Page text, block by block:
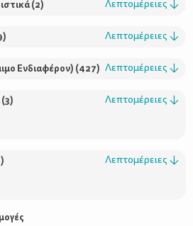
Σύνδεσμοι
Προϊόντα
(2) Λεπτομέρειες ↓
) Λεπτομέρειες ↓
Ενδιαφέρον) (427) Λεπτομέρειες ↓
(3) Λεπτομέρειες ↓
) Λεπτομέρειες ↓